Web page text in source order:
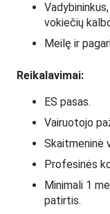
vokiečių
Meilę ir
Reikalavimai:
ES pasas.
Vairuotojo
Skaitmeninė
Profesinės
Minimali 1
patirtis.